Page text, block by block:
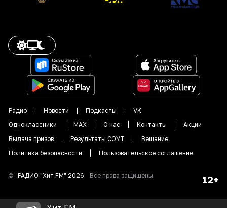
Радио Новости Подкасты
VK
Одноклассники
MAX О нас Контакты
Акции
Выдача призов
Результаты СОУТ
Вещание
Политика безопасности
Пользовательское соглашение
© РАДИО "Хит FM" 2026. Все права защищены. 12+